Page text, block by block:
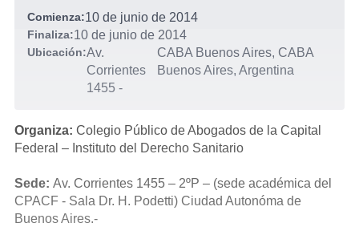
Comienza:10 de junio de 2014
Finaliza:10 de junio de 2014
Ubicación:Av.
Corrientes
1455 -
CABA Buenos Aires, CABA
Buenos Aires, Argentina
Organiza: Colegio Público de Abogados de la Capital
Federal – Instituto del Derecho Sanitario
Sede: Av. Corrientes 1455 – 2ºP – (sede académica del
CPACF - Sala Dr. H. Podetti) Ciudad Autonóma de
Buenos Aires.-